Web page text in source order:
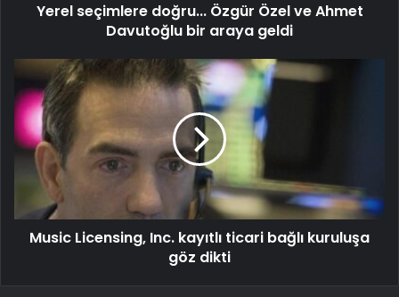
Yerel seçimlere doğru... Özgür Özel ve Ahmet
Davutoğlu bir araya geldi
Music Licensing, Inc. kayıtlı ticari bağlı kuruluşa
göz dikti